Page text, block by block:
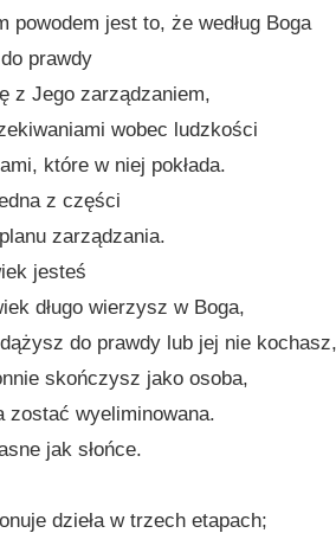
powodem jest to, że według Boga
prawdy
z Jego zarządzaniem,
wobec ludzkości
które w niej pokłada.
z części
zarządzania.
jesteś
długo wierzysz w Boga,
do prawdy lub jej nie kochasz,
skończysz jako osoba,
zostać wyeliminowana.
jak słońce.
dzieła w trzech etapach;